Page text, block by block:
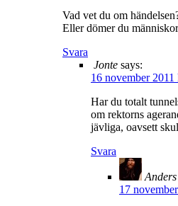
Vad vet du om
Eller dömer du
Svara
Jonte says:
16 november 2011
Har du totalt
om rektorns
jävliga, oavsett
Svara
Anders
17